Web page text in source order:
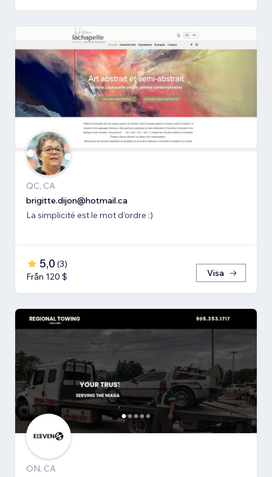
QC, CA
brigitte.dijon@hotmail.ca
La simplicité est le mot d'ordre :)
5,0 (3)
Från 120 $
Visa
ON, CA